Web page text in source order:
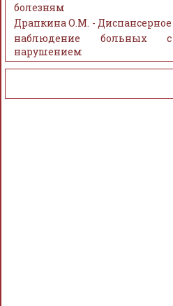
болезням
Драпкина О.М. - Диспансерное
наблюдение больных с
нарушением